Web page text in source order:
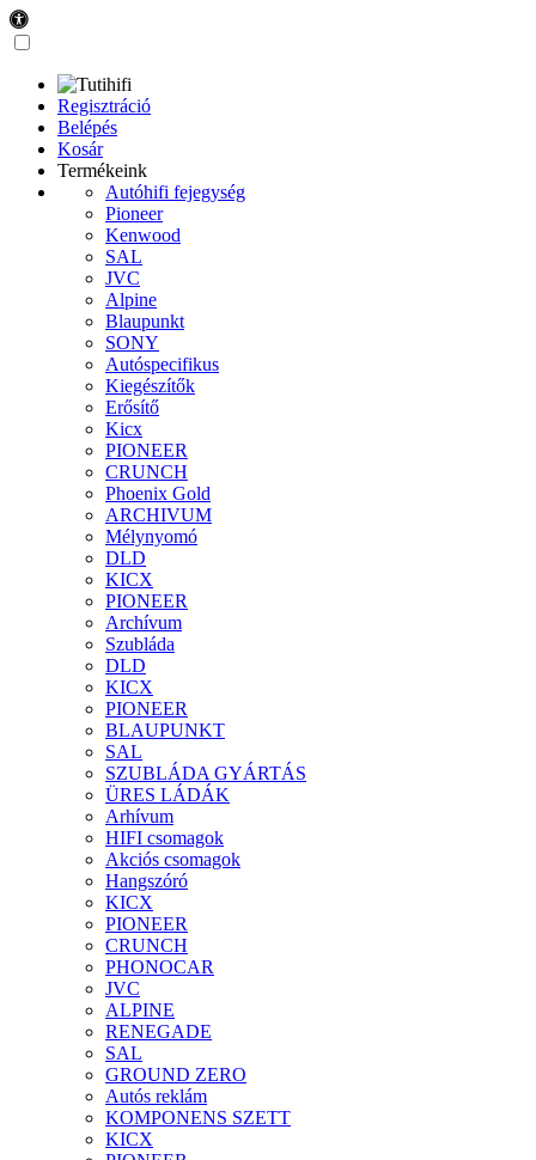
Regisztráció
Belépés
Kosár
Termékeink
Autóhifi fejegység
Pioneer
Kenwood
SAL
JVC
Alpine
Blaupunkt
SONY
Autóspecifikus
Kiegészítők
Erősítő
Kicx
PIONEER
CRUNCH
Phoenix Gold
ARCHIVUM
Mélynyomó
DLD
KICX
PIONEER
Archívum
Szubláda
DLD
KICX
PIONEER
BLAUPUNKT
SAL
SZUBLÁDA GYÁRTÁS
ÜRES LÁDÁK
Arhívum
HIFI csomagok
Akciós csomagok
Hangszóró
KICX
PIONEER
CRUNCH
PHONOCAR
JVC
ALPINE
RENEGADE
SAL
GROUND ZERO
Autós reklám
KOMPONENS SZETT
KICX